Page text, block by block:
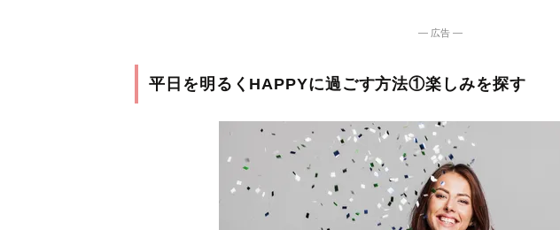
― 広告 ―
平日を明るくHAPPYに過ごす方法①楽しみを探す